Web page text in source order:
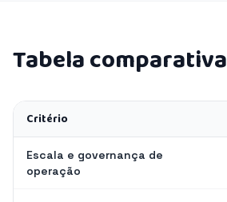
Tabela comparativa
Critério
Escala e governança de
operação